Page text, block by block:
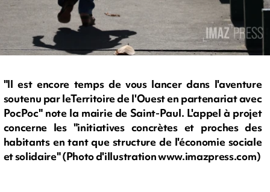
"Il est encore temps de vous lancer dans l'aventure
soutenu par leTerritoire de l'Ouest en partenariat avec
PocPoc" note la mairie de Saint-Paul. L'appel à projet
concerne les "initiatives concrètes et proches des
habitants en tant que structure de l'économie sociale
et solidaire" (Photo d'illustration www.imazpress.com)